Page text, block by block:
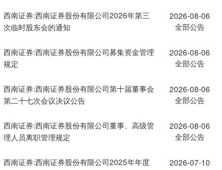
西南证券:西南证券股份有限公司2026年第三
次临时股东会的通知
2026-08-06
全部公告
西南证券:西南证券股份有限公司募集资金管理
规定
2026-08-06
全部公告
西南证券:西南证券股份有限公司第十届董事会
第二十七次会议决议公告
2026-08-06
全部公告
西南证券:西南证券股份有限公司董事、高级管
理人员离职管理规定
2026-08-06
全部公告
西南证券:西南证券股份有限公司2025年年度
2026-07-10